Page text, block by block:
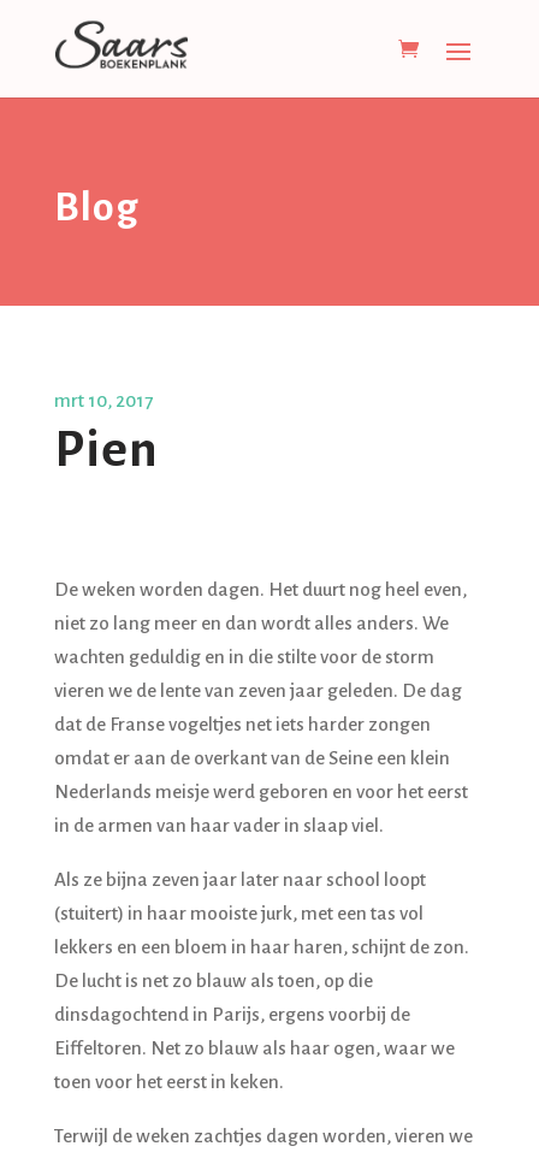
Blog
mrt 10, 2017
Pien
De weken worden dagen. Het duurt nog heel even,
niet zo lang meer en dan wordt alles anders. We
wachten geduldig en in die stilte voor de storm
vieren we de lente van zeven jaar geleden. De dag
dat de Franse vogeltjes net iets harder zongen
omdat er aan de overkant van de Seine een klein
Nederlands meisje werd geboren en voor het eerst
in de armen van haar vader in slaap viel.
Als ze bijna zeven jaar later naar school loopt
(stuitert) in haar mooiste jurk, met een tas vol
lekkers en een bloem in haar haren, schijnt de zon.
De lucht is net zo blauw als toen, op die
dinsdagochtend in Parijs, ergens voorbij de
Eiffeltoren. Net zo blauw als haar ogen, waar we
toen voor het eerst in keken.
Terwijl de weken zachtjes dagen worden, vieren we